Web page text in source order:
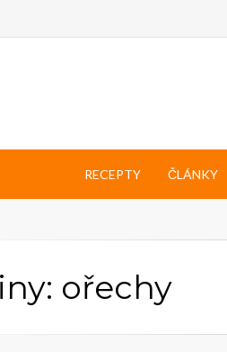
RECEPTY ČLÁNKY
ořechy